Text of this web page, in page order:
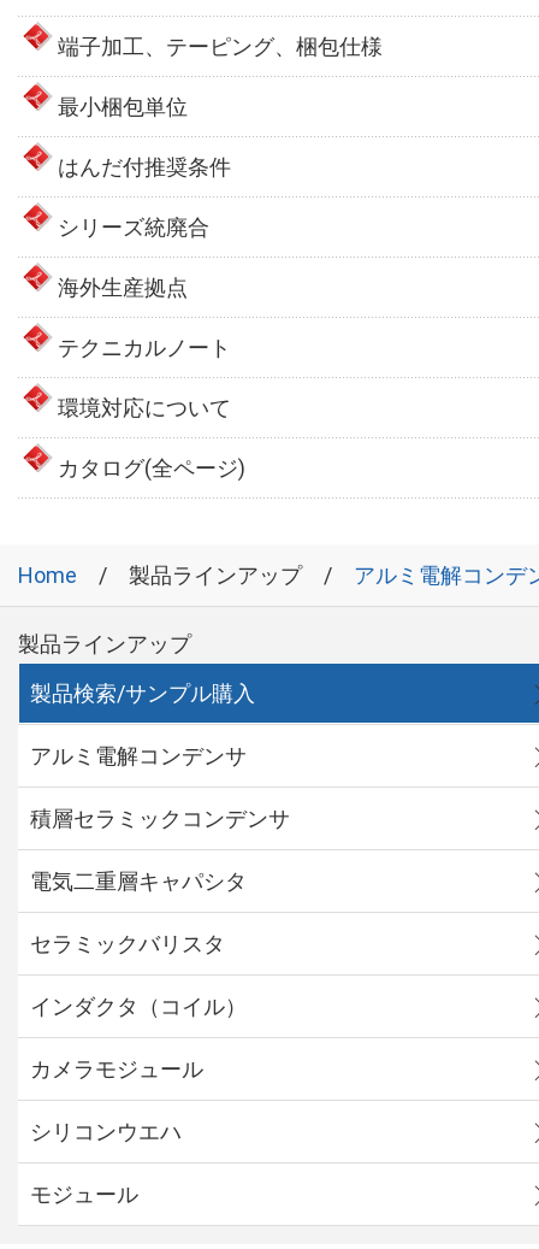
端子加工、テーピング、梱包仕様
最小梱包単位
はんだ付推奨条件
シリーズ統廃合
海外生産拠点
テクニカルノート
環境対応について
カタログ(全ページ)
Home 製品ラインアップ アルミ電解コンデ
製品ラインアップ
製品検索/サンプル購入
アルミ電解コンデンサ
積層セラミックコンデンサ
電気二重層キャパシタ
セラミックバリスタ
インダクタ（コイル）
カメラモジュール
シリコンウエハ
モジュール